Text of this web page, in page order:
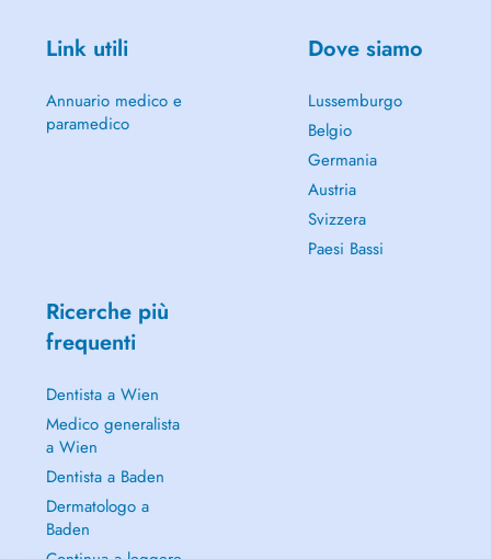
Link utili
Annuario medico e
paramedico
Dove siamo
Lussemburgo
Belgio
Germania
Austria
Svizzera
Paesi Bassi
Ricerche più
frequenti
Dentista a Wien
Medico generalista
a Wien
Dentista a Baden
Dermatologo a
Baden